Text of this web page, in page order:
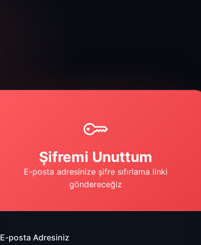
Şifremi Unuttum
E-posta adresinize şifre sıfırlama linki
göndereceğiz
E-posta Adresiniz